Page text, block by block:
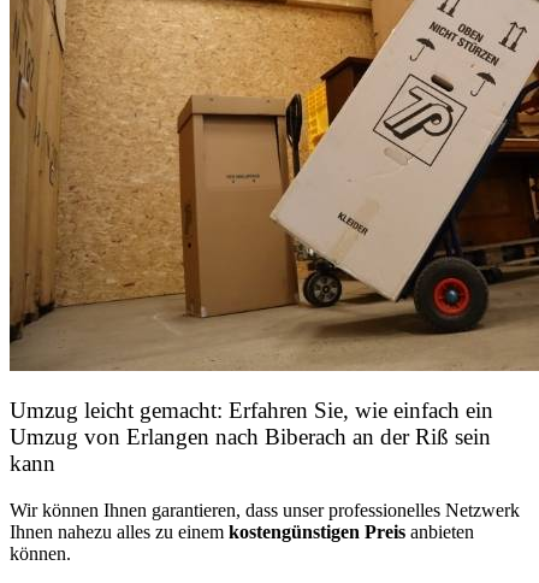
Umzug leicht gemacht: Erfahren Sie, wie einfach ein
Umzug von Erlangen nach Biberach an der Riß sein
kann
Wir können Ihnen garantieren, dass unser professionelles Netzwerk
Ihnen nahezu alles zu einem kostengünstigen Preis anbieten
können.